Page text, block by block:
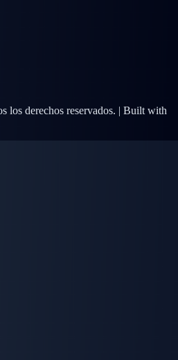
los derechos reservados. | Built with